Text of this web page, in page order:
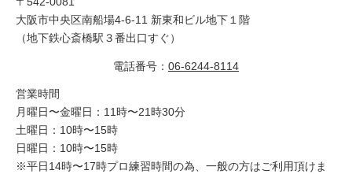
大阪市中央区南船場4-6-11 新東和ビル地下１階
（地下鉄心斎橋駅３番出口すぐ）
電話番号： 06-6244-8114
営業時間
月曜日〜金曜日：11時〜21時30分
土曜日：10時〜15時
日曜日：10時〜15時
※平日14時〜17時プロ練習時間の為、一般の方はご利用頂けま